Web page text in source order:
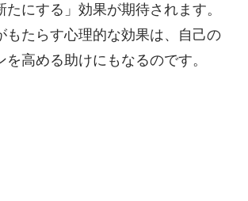
たにする」効果が期待されます。
もたらす心理的な効果は、自己の
を高める助けにもなるのです。